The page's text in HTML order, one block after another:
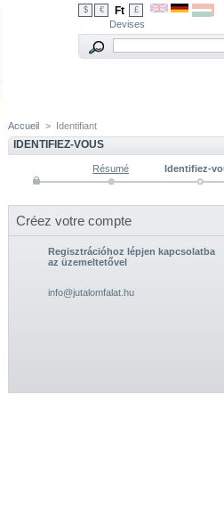
$ € Ft £
Devises
Accueil > Identifiant
IDENTIFIEZ-VOUS
Résumé Identifiez-
Créez votre compte
Regisztrációhoz lépjen kapcsolatba
az üzemeltetővel
info@jutalomfalat.hu